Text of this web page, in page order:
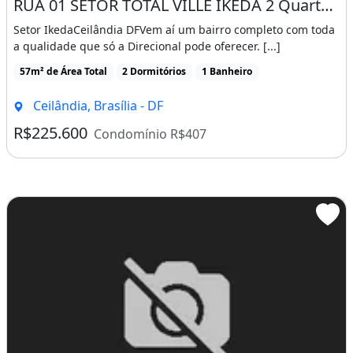
Empreendimento na planta com entrega para
DEZEMBRO 2025 torre A
- Sinal de apenas 6%
- Financiamento direto com a construtora em
até 360 meses,
(sem correção e sem juros)
- Sem parcelas de chaves,
-Crédito facilitado, financiamento de até 94%
- Renda familiar de R$ 3.500,00
RUA 01 SETOR TOTAL VILLE IKEDA 2 Quartos 1 Vaga 45m² Lazer Completo Ac FGTS
Setor IkedaCeilândia DFVem aí um bairro completo com toda
a qualidade que só a Direcional pode oferecer. [...]
57m² de Área Total 2 Dormitórios 1 Banheiro
Ceilândia, Brasília - DF
R$225.600 Condomínio R$407